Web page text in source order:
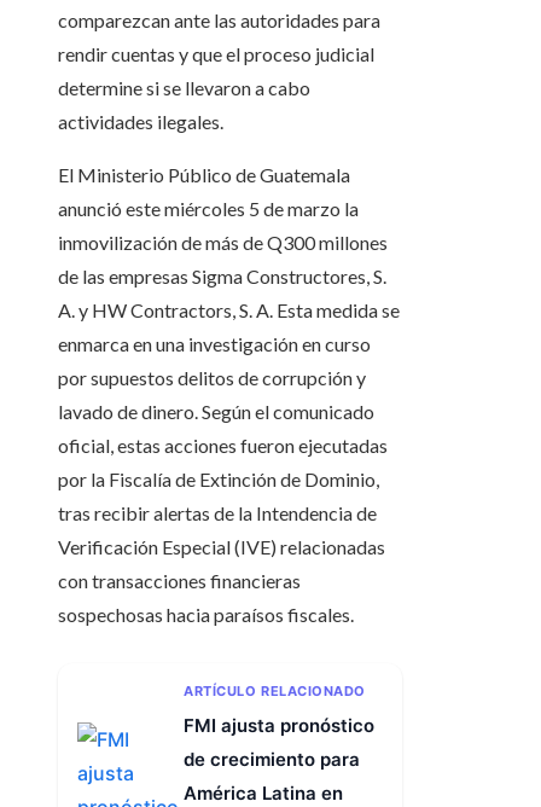
comparezcan ante las autoridades para
rendir cuentas y que el proceso judicial
determine si se llevaron a cabo
actividades ilegales.
El Ministerio Público de Guatemala
anunció este miércoles 5 de marzo la
inmovilización de más de Q300 millones
de las empresas Sigma Constructores, S.
A. y HW Contractors, S. A. Esta medida se
enmarca en una investigación en curso
por supuestos delitos de corrupción y
lavado de dinero. Según el comunicado
oficial, estas acciones fueron ejecutadas
por la Fiscalía de Extinción de Dominio,
tras recibir alertas de la Intendencia de
Verificación Especial (IVE) relacionadas
con transacciones financieras
sospechosas hacia paraísos fiscales.
ARTÍCULO RELACIONADO
FMI ajusta pronóstico
de crecimiento para
América Latina en